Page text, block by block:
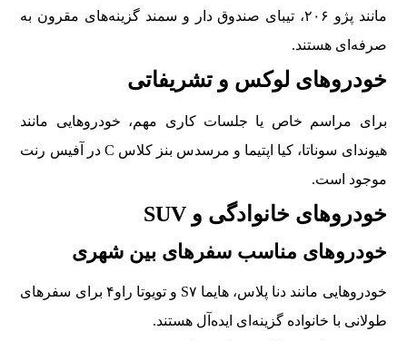
مانند پژو ۲۰۶، تیبای صندوق دار و سمند گزینه‌های مقرون به
صرفه‌ای هستند.
خودروهای لوکس و تشریفاتی
برای مراسم خاص یا جلسات کاری مهم، خودروهایی مانند
هیوندای سوناتا، کیا اپتیما و مرسدس بنز کلاس C در آفیس رنت
موجود است.
خودروهای خانوادگی و SUV
خودروهای مناسب سفرهای بین شهری
خودروهایی مانند دنا پلاس، هایما S۷ و تویوتا راو۴ برای سفرهای
طولانی با خانواده گزینه‌ای ایده‌آل هستند.